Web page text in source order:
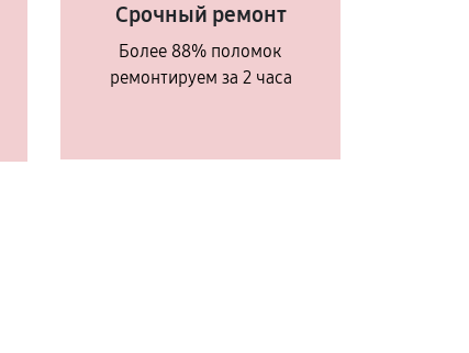
Срочный ремонт
Более 88% поломок
ремонтируем за 2 часа